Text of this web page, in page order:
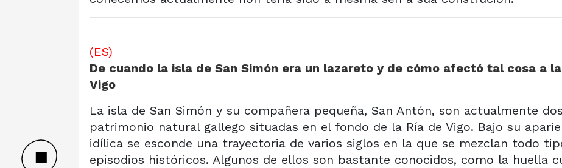
(ES)
De cuando la isla de San Simón era un lazareto y de cómo afectó tal cosa a
Vigo
La isla de San Simón y su compañera pequeña, San Antón, son actualmente
patrimonio natural gallego situadas en el fondo de la Ría de Vigo. Bajo su
idílica se esconde una trayectoria de varios siglos en la que se mezclan todo
episodios históricos. Algunos de ellos son bastante conocidos, como la huella